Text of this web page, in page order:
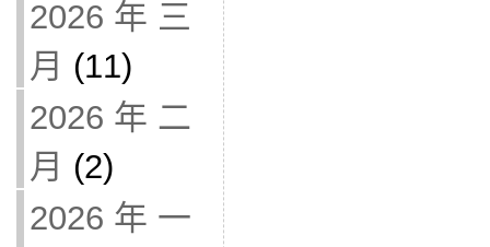
2026 年 三
月 (11)
2026 年 二
月 (2)
2026 年 一